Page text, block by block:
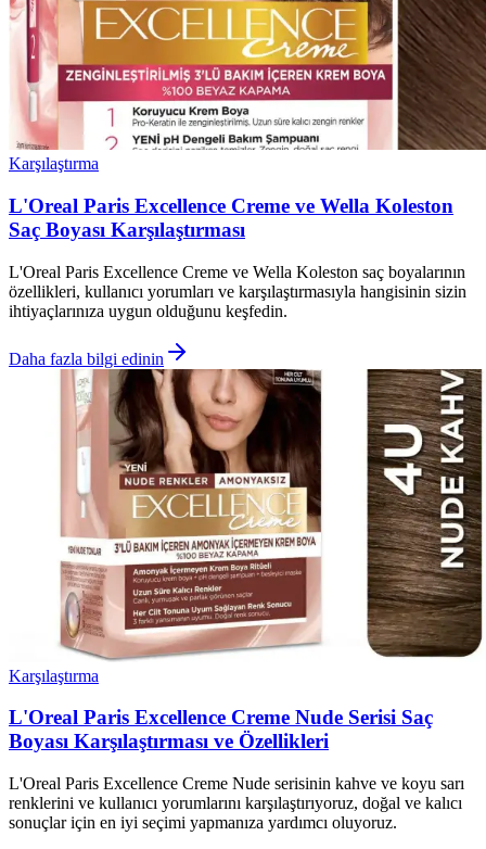
Karşılaştırma
L'Oreal Paris Excellence Creme ve Wella Koleston
Saç Boyası Karşılaştırması
L'Oreal Paris Excellence Creme ve Wella Koleston saç boyalarının
özellikleri, kullanıcı yorumları ve karşılaştırmasıyla hangisinin sizin
ihtiyaçlarınıza uygun olduğunu keşfedin.
Daha fazla bilgi edinin
Karşılaştırma
L'Oreal Paris Excellence Creme Nude Serisi Saç
Boyası Karşılaştırması ve Özellikleri
L'Oreal Paris Excellence Creme Nude serisinin kahve ve koyu sarı
renklerini ve kullanıcı yorumlarını karşılaştırıyoruz, doğal ve kalıcı
sonuçlar için en iyi seçimi yapmanıza yardımcı oluyoruz.